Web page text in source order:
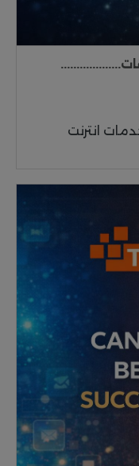
انترنت